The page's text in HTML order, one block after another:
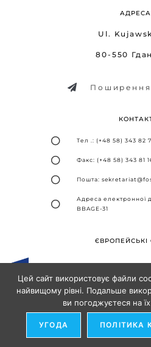
Ul.
80-550
Поширення
Тел .: (+48 58) 343 82
Факс: (+48 58) 343 81
Пошта:
Адреса електронної
BBAGE-31
Дизайн та впровадження -
Цей сайт використовує файли
найвищому рівні. Подальше
ви погоджуєтеся на
УГОДА ПОЛІТИКА